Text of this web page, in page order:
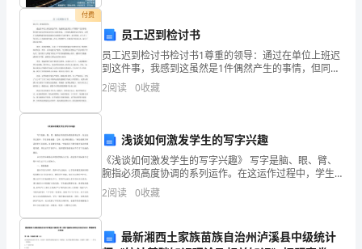
荼。
会到
付费
员工迟到检讨书
员工迟到检讨书检讨书1尊重的领导：通过在单位上班迟
到这件事，我感到这虽然是1件偶然产生的事情，但同时
也是长时间以来对自己放松要求，工作做风散漫的必定
结果，这类不良思潮的最直接表现就是自由涣散!在这件
2阅读 0收藏
浅谈如何激发学生的写字兴趣
《浅谈如何激发学生的写字兴趣》 写字是脑、眼、臂、
腕指必须高度协调的系列运作。在这运作过程中，学生
容易疲倦，乏味。托尔斯泰指出："成功的教学所需要的
不是强制，而是激发兴趣。"兴趣是写字教学能否
2阅读 0收藏
最新湘西土家族苗族自治州泸溪县中级统计